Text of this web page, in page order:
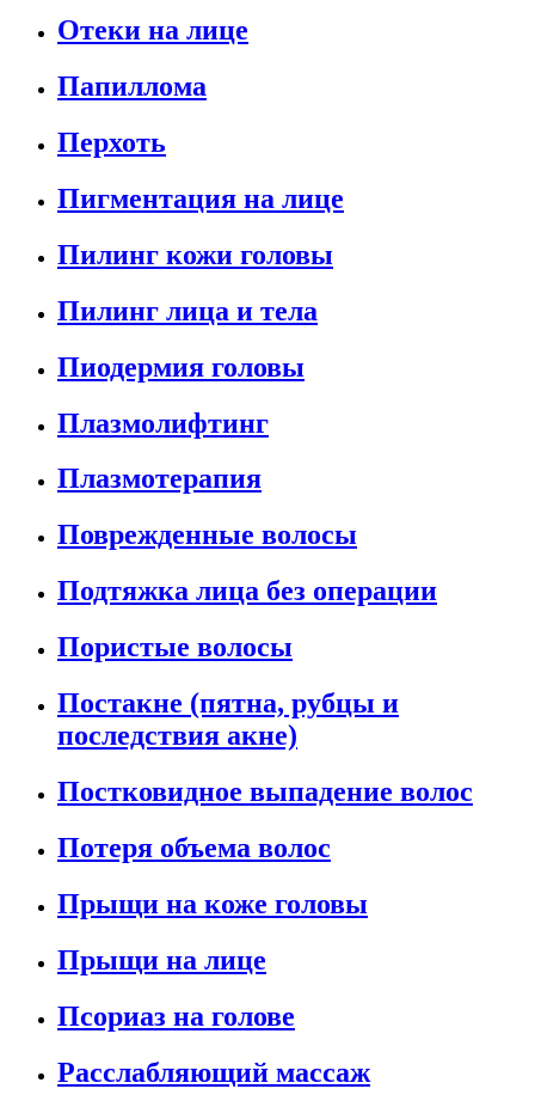
Отеки на лице
Папиллома
Перхоть
Пигментация на лице
Пилинг кожи головы
Пилинг лица и тела
Пиодермия головы
Плазмолифтинг
Плазмотерапия
Поврежденные волосы
Подтяжка лица без операции
Пористые волосы
Постакне (пятна, рубцы и
последствия акне)
Постковидное выпадение волос
Потеря объема волос
Прыщи на коже головы
Прыщи на лице
Псориаз на голове
Расслабляющий массаж